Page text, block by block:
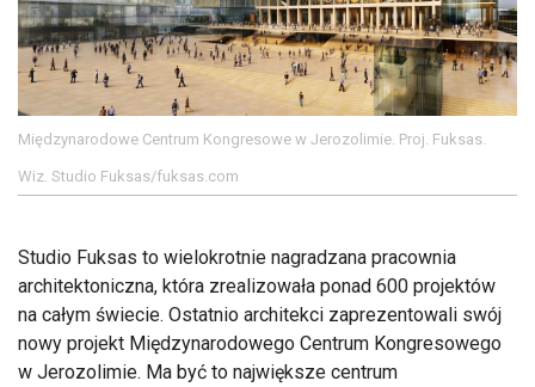
Międzynarodowe Centrum Kongresowe w Jerozolimie. Proj. Fuksas.
Wiz. Studio Fuksas/fuksas.com
Studio Fuksas to wielokrotnie nagradzana pracownia
architektoniczna, która zrealizowała ponad 600 projektów
na całym świecie. Ostatnio architekci zaprezentowali swój
nowy projekt Międzynarodowego Centrum Kongresowego
w Jerozolimie. Ma być to największe centrum